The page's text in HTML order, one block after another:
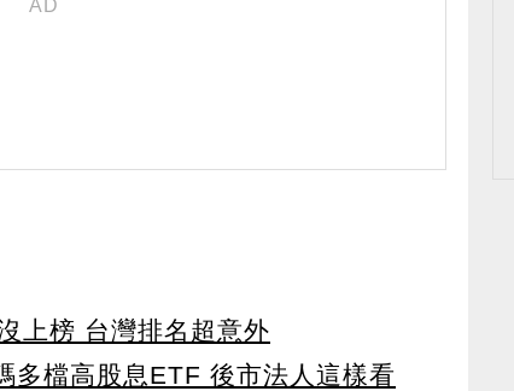
上榜 台灣排名超意外
多檔高股息ETF 後市法人這樣看